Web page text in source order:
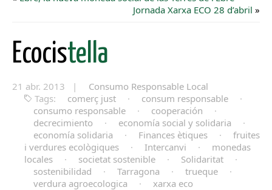
Jornada Xarxa ECO 28 d’abril »
Ecocistella
21 abr. 2013 |
Consumo Responsable Local
Tags:
comerç just · consum responsable
·
consumo responsable
· cooperación
·
decrecimiento
· economía social y solidaria
·
economía solidaria
· Finances ètiques ·
fruites
i verdures ecològiques
· Intercanvi ·
monedas
locales
· societat sostenible · Solidaritat
·
sostenibilidad
· Tarragona · trueque
·
verdura agroecologica
· xarxa eco